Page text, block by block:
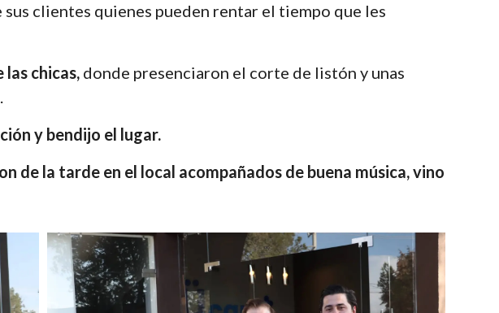
clientes quienes pueden rentar el tiempo que les
chicas, donde presenciaron el corte de listón y unas
y bendijo el lugar.
de la tarde en el local acompañados de buena música, vino